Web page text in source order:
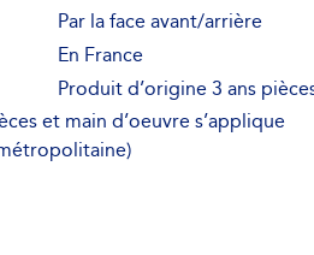
Par la face avant/arrière
En France
Produit d’origine 3 ans
et main d’oeuvre s’applique